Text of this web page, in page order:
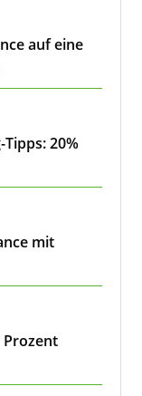
auf eine
20%
mit
Prozent